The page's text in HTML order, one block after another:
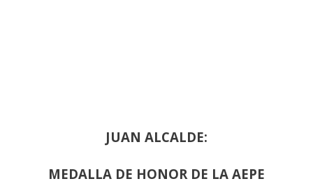
JUAN ALCALDE:
MEDALLA DE HONOR DE LA AEPE